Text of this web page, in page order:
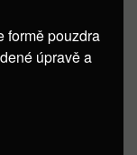
formě pouzdra
úpravě a